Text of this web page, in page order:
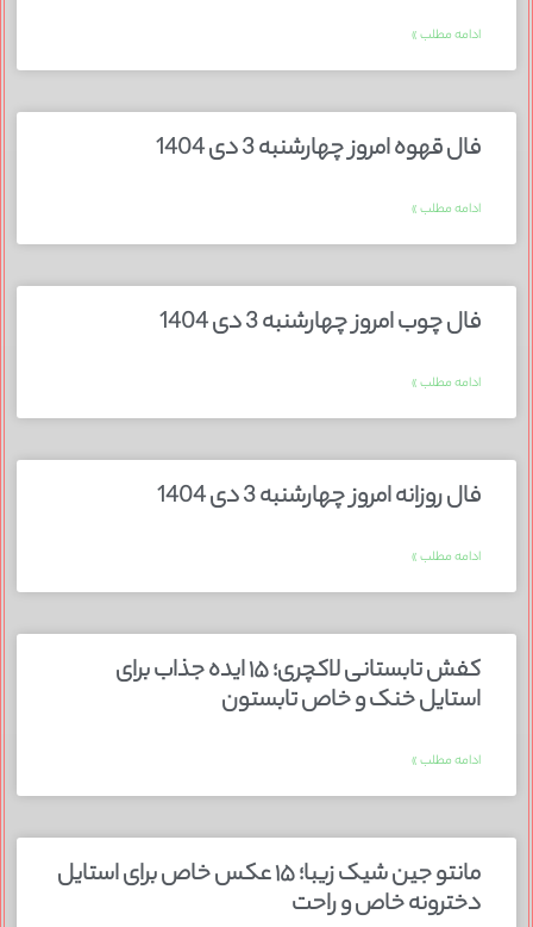
ادامه مطلب »
فال قهوه امروز چهارشنبه 3 دی 1404
ادامه مطلب »
فال چوب امروز چهارشنبه 3 دی 1404
ادامه مطلب »
فال روزانه امروز چهارشنبه 3 دی 1404
ادامه مطلب »
کفش تابستانی لاکچری؛ ۱۵ ایده‌ جذاب برای
استایل خنک و خاص تابستون
ادامه مطلب »
مانتو جین شیک زیبا؛ ۱۵ عکس خاص برای استایل
دخترونه خاص و راحت